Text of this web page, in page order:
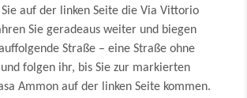
auf der linken Seite die Via Vittorio
Sie geradeaus weiter und biegen
Straße – eine Straße ohne
folgen ihr, bis Sie zur markierten
Ammon auf der linken Seite kommen.